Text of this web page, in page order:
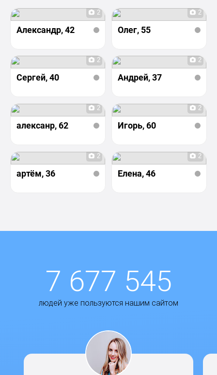
2
Александр, 42
2
Олег, 55
2
Сергей, 40
2
Андрей, 37
2
алексанр, 62
2
Игорь, 60
2
артём, 36
2
Елена, 46
7 677 545
людей уже пользуются нашим сайтом